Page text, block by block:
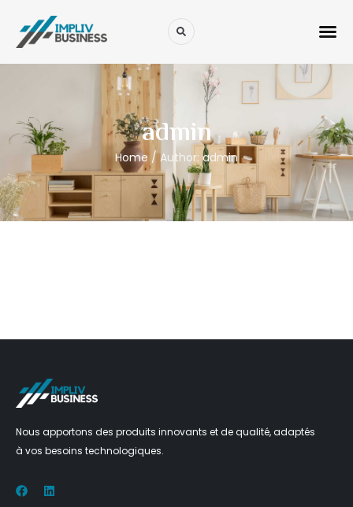
admin
Home / Author: admin
Nous apportons des produits innovants et de qualité, adaptés
à vos besoins technologiques.